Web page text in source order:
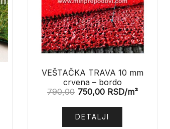
VEŠTAČKA TRAVA 10 mm
crvena – bordo
790,00 750,00RSD/m²
DETALJI